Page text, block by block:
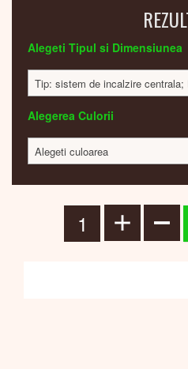
Alegeti Tipul si Dimensiunea
Alegerea Culorii
Alegeti culoarea